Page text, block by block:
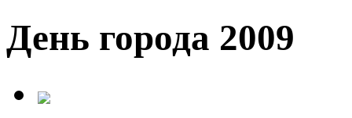
День города 2009